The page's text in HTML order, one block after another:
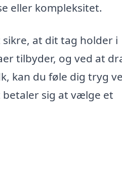
eller kompleksitet.
at dit tag holder i
tilbyder, og ved at
kan du føle dig tryg
sig at vælge et